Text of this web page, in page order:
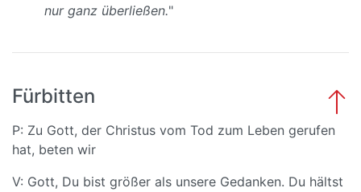
nur ganz überließen."
Fürbitten
P: Zu Gott, der Christus vom Tod zum Leben gerufen
hat, beten wir
V: Gott, Du bist größer als unsere Gedanken. Du hältst